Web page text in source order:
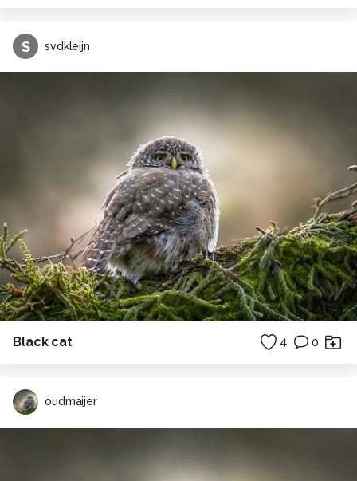
S svdkleijn
Black cat 4 0
oudmaijer